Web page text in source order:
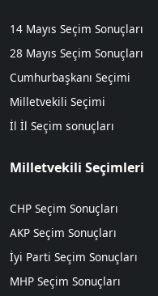
14 Mayıs Seçim Sonuçları
28 Mayıs Seçim Sonuçları
Cumhurbaşkanı Seçimi
Milletvekili Seçimi
İl İl Seçim sonuçları
Milletvekili Seçimleri
CHP Seçim Sonuçları
AKP Seçim Sonuçları
İyi Parti Seçim Sonuçları
MHP Seçim Sonuçları